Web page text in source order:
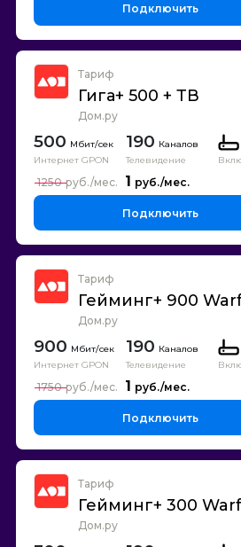
Подключить
Тариф
Гига+ 500 + ТВ
Дом.ру
500
Интернет GPON
190 Каналов
Телевидение
1
1250
Подключить
Тариф
Гейминг+ 900
Дом.ру
900
Интернет GPON
190 Каналов
Телевидение
1
1750
Подключить
Тариф
Гейминг+ 300
Дом.ру